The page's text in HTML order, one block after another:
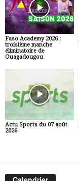
Faso Academy 2026 :
troisième manche
éliminatoire de
Ouagadougou
Actu Sports du 07 août
2026